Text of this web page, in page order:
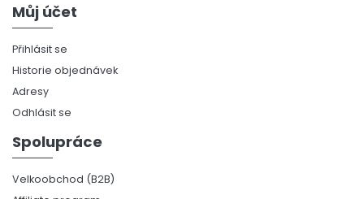
Můj účet
Přihlásit se
Historie objednávek
Adresy
Odhlásit se
Spolupráce
Velkoobchod (B2B)